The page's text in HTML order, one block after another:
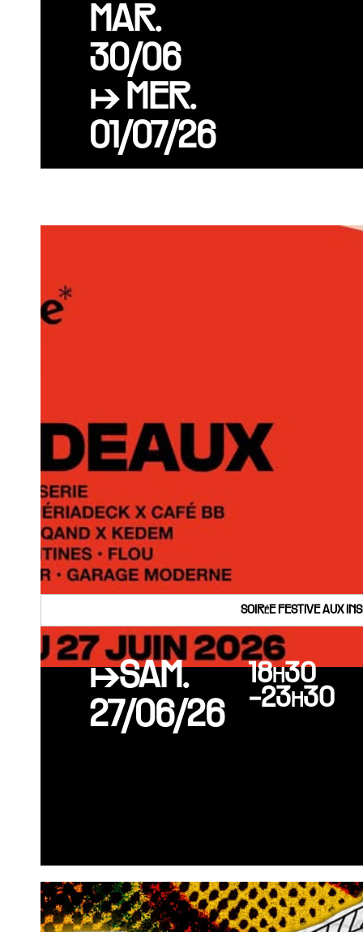
MAR.
30/06
↦ MER.
01/07/26
SOIRéE FESTIVE AUX
↦SAM.
27/06/26
18h30
-23h30